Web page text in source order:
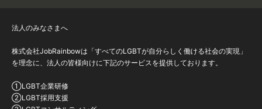
法人のみなさまへ
株式会社JobRainbowは「すべてのLGBTが自分らしく働ける社会の実現」
を理念に、法人の皆様向けに下記のサービスを提供しております。
①LGBT企業研修
②LGBT採用支援